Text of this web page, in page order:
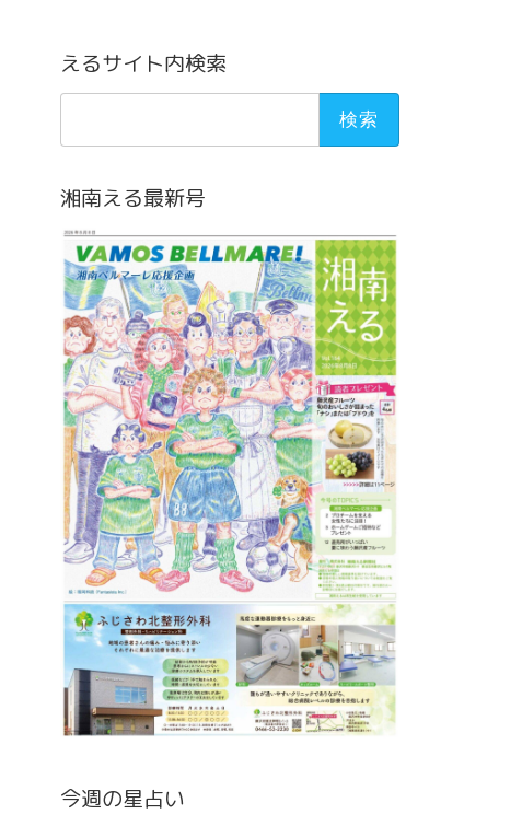
えるサイト内検索
湘南える最新号
今週の星占い